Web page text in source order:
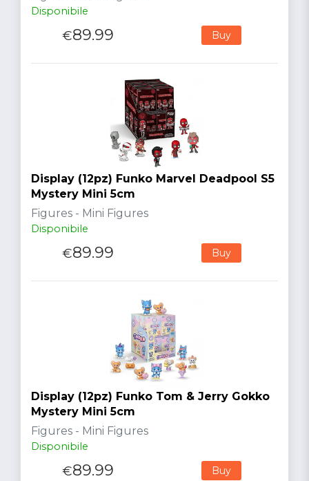
Disponibile
€89.99 Buy
Display (12pz) Funko Marvel Deadpool S5
Mystery Mini 5cm
Figures - Mini Figures
Disponibile
€89.99 Buy
Display (12pz) Funko Tom & Jerry Gokko
Mystery Mini 5cm
Figures - Mini Figures
Disponibile
€89.99 Buy